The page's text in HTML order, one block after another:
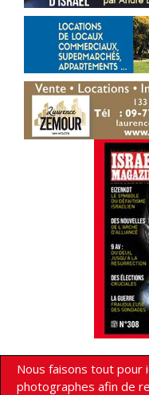
Nous faisons tout
photographes afin de